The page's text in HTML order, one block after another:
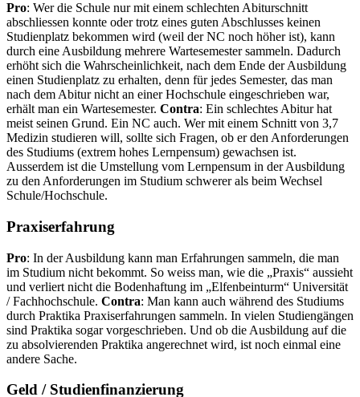
Pro: Wer die Schule nur mit einem schlechten Abiturschnitt
abschliessen konnte oder trotz eines guten Abschlusses keinen
Studienplatz bekommen wird (weil der NC noch höher ist), kann
durch eine Ausbildung mehrere Wartesemester sammeln. Dadurch
erhöht sich die Wahrscheinlichkeit, nach dem Ende der Ausbildung
einen Studienplatz zu erhalten, denn für jedes Semester, das man
nach dem Abitur nicht an einer Hochschule eingeschrieben war,
erhält man ein Wartesemester. Contra: Ein schlechtes Abitur hat
meist seinen Grund. Ein NC auch. Wer mit einem Schnitt von 3,7
Medizin studieren will, sollte sich Fragen, ob er den Anforderungen
des Studiums (extrem hohes Lernpensum) gewachsen ist.
Ausserdem ist die Umstellung vom Lernpensum in der Ausbildung
zu den Anforderungen im Studium schwerer als beim Wechsel
Schule/Hochschule.
Praxiserfahrung
Pro: In der Ausbildung kann man Erfahrungen sammeln, die man
im Studium nicht bekommt. So weiss man, wie die „Praxis“ aussieht
und verliert nicht die Bodenhaftung im „Elfenbeinturm“ Universität
/ Fachhochschule. Contra: Man kann auch während des Studiums
durch Praktika Praxiserfahrungen sammeln. In vielen Studiengängen
sind Praktika sogar vorgeschrieben. Und ob die Ausbildung auf die
zu absolvierenden Praktika angerechnet wird, ist noch einmal eine
andere Sache.
Geld / Studienfinanzierung